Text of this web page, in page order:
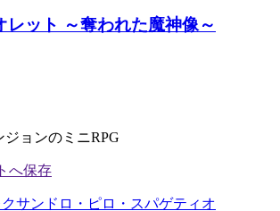
レット ～奪われた魔神像～
ョンのミニRPG